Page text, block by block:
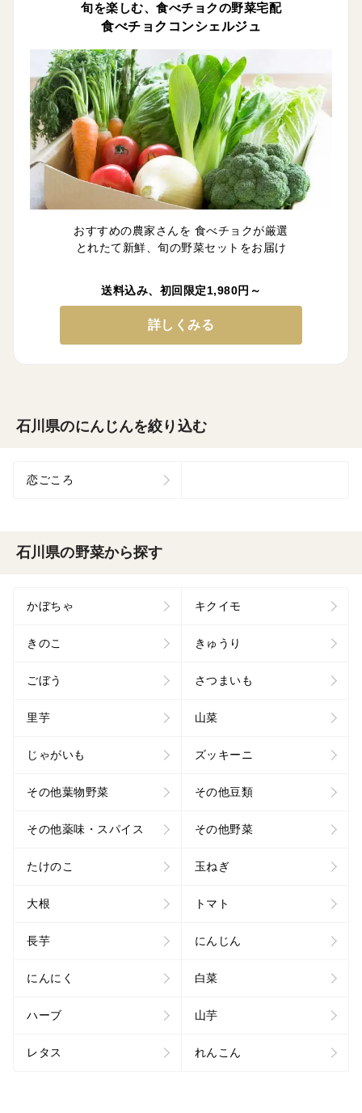
旬を楽しむ、食べチョクの野菜宅配
食べチョクコンシェルジュ
おすすめの農家さんを 食べチョクが厳選
とれたて新鮮、旬の野菜セットをお届け
送料込み、初回限定1,980円～
詳しくみる
石川県のにんじんを絞り込む
恋ごころ
石川県の野菜から探す
かぼちゃ キクイモ
きのこ きゅうり
ごぼう さつまいも
里芋 山菜
じゃがいも ズッキーニ
その他葉物野菜 その他豆類
その他薬味・スパイス その他野菜
たけのこ 玉ねぎ
大根 トマト
長芋 にんじん
にんにく 白菜
ハーブ 山芋
レタス れんこん